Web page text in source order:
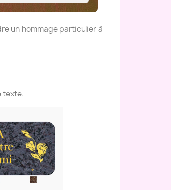
un hommage particulier à
texte.